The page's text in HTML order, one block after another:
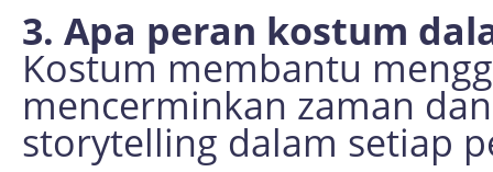
3. Apa peran kostum
Kostum membantu
mencerminkan zaman
storytelling dalam setiap